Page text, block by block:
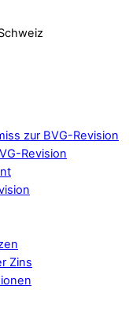
zur BVG-Revision
Revision
Zins